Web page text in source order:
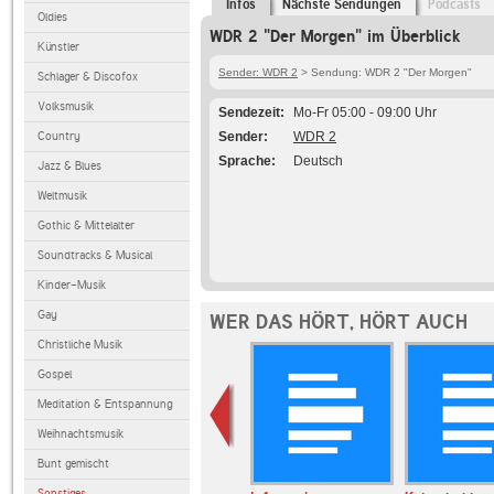
Oldies
Künstler
Schlager & Discofox
Volksmusik
Country
Jazz & Blues
Weltmusik
Gothic & Mittelalter
Soundtracks & Musical
Kinder-Musik
Gay
Christliche Musik
Gospel
Meditation & Entspannung
Weihnachtsmusik
Bunt gemischt
Infos Nächste Sendungen Podcasts
WDR 2 "Der Morgen" im Überblick
Sender: WDR 2 > Sendung: WDR 2 "Der Morgen"
Sendezeit
Mo-Fr 05:00 - 09:00 Uhr
Sender
WDR 2
Sprache
Deutsch
WER DAS HÖRT, HÖRT AUCH